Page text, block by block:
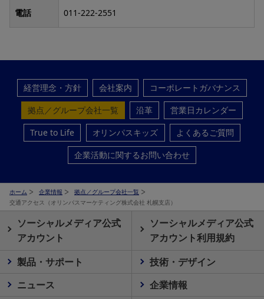
電話 011-222-2551
経営理念・方針 会社案内
コーポレートガバナンス
拠点／グループ会社一覧
沿革
営業日カレンダー
True to Life
オリンパスキッズ
よくあるご質問
企業活動に関するお問い合わせ
ホーム 企業情報
拠点／グループ会社一覧
交通アクセス（オリンパスマーケティング株式会社 札幌支店）
ソーシャルメディア公式
アカウント
ソーシャルメディア公式
アカウント利用規約
製品・サポート
技術・デザイン
ニュース
企業情報